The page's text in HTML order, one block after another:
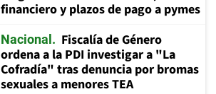
financiero y plazos de pago a pymes
Nacional
Fiscalía de Género
ordena a la PDI investigar a "La
Cofradía" tras denuncia por bromas
sexuales a menores TEA